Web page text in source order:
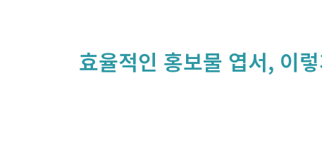
효율적인 홍보물 엽서, 이